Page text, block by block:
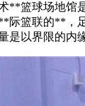
**篮球场地馆
际篮联的**，
是以界限的内